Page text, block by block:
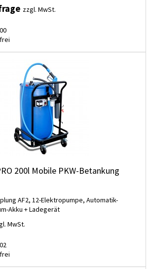
zzgl. MwSt.
200l Mobile PKW-Betankung
AF2, 12-Elektropumpe, Automatik-
Akku + Ladegerät
MwSt.